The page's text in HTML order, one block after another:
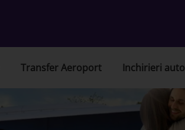
Transfer Aeroport Inchirieri auto